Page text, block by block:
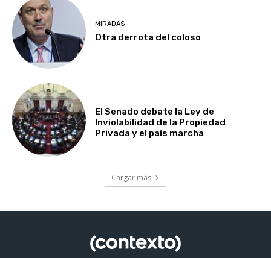
MIRADAS
Otra derrota del coloso
El Senado debate la Ley de
Inviolabilidad de la Propiedad
Privada y el país marcha
Cargar más